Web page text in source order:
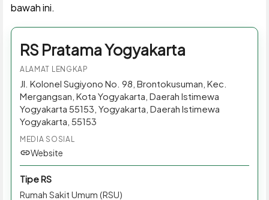
bawah ini.
RS Pratama Yogyakarta
ALAMAT LENGKAP
Jl. Kolonel Sugiyono No. 98, Brontokusuman, Kec.
Mergangsan, Kota Yogyakarta, Daerah Istimewa
Yogyakarta 55153, Yogyakarta, Daerah Istimewa
Yogyakarta, 55153
MEDIA SOSIAL
Website
Tipe RS
Rumah Sakit Umum (RSU)